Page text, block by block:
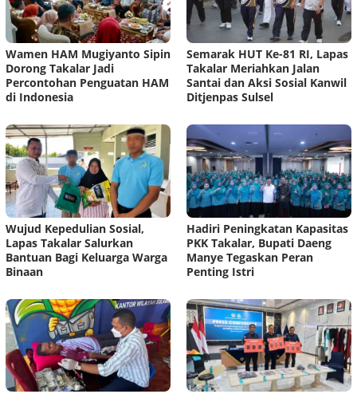
Wamen HAM Mugiyanto Sipin
Dorong Takalar Jadi
Percontohan Penguatan HAM
di Indonesia
Semarak HUT Ke-81 RI, Lapas
Takalar Meriahkan Jalan
Santai dan Aksi Sosial Kanwil
Ditjenpas Sulsel
Wujud Kepedulian Sosial,
Lapas Takalar Salurkan
Bantuan Bagi Keluarga Warga
Binaan
Hadiri Peningkatan Kapasitas
PKK Takalar, Bupati Daeng
Manye Tegaskan Peran
Penting Istri